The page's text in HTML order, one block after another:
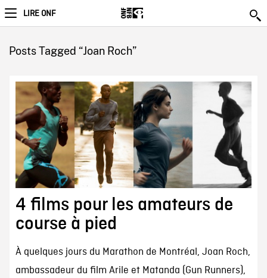
LIRE ONF
Posts Tagged “Joan Roch”
4 films pour les amateurs de
course à pied
À quelques jours du Marathon de Montréal, Joan Roch,
ambassadeur du film Arile et Matanda (Gun Runners),